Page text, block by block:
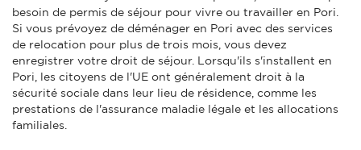
besoin de permis de séjour pour vivre ou travailler en Pori.
Si vous prévoyez de déménager en Pori avec des services
de relocation pour plus de trois mois, vous devez
enregistrer votre droit de séjour. Lorsqu'ils s'installent en
Pori, les citoyens de l'UE ont généralement droit à la
sécurité sociale dans leur lieu de résidence, comme les
prestations de l'assurance maladie légale et les allocations
familiales.